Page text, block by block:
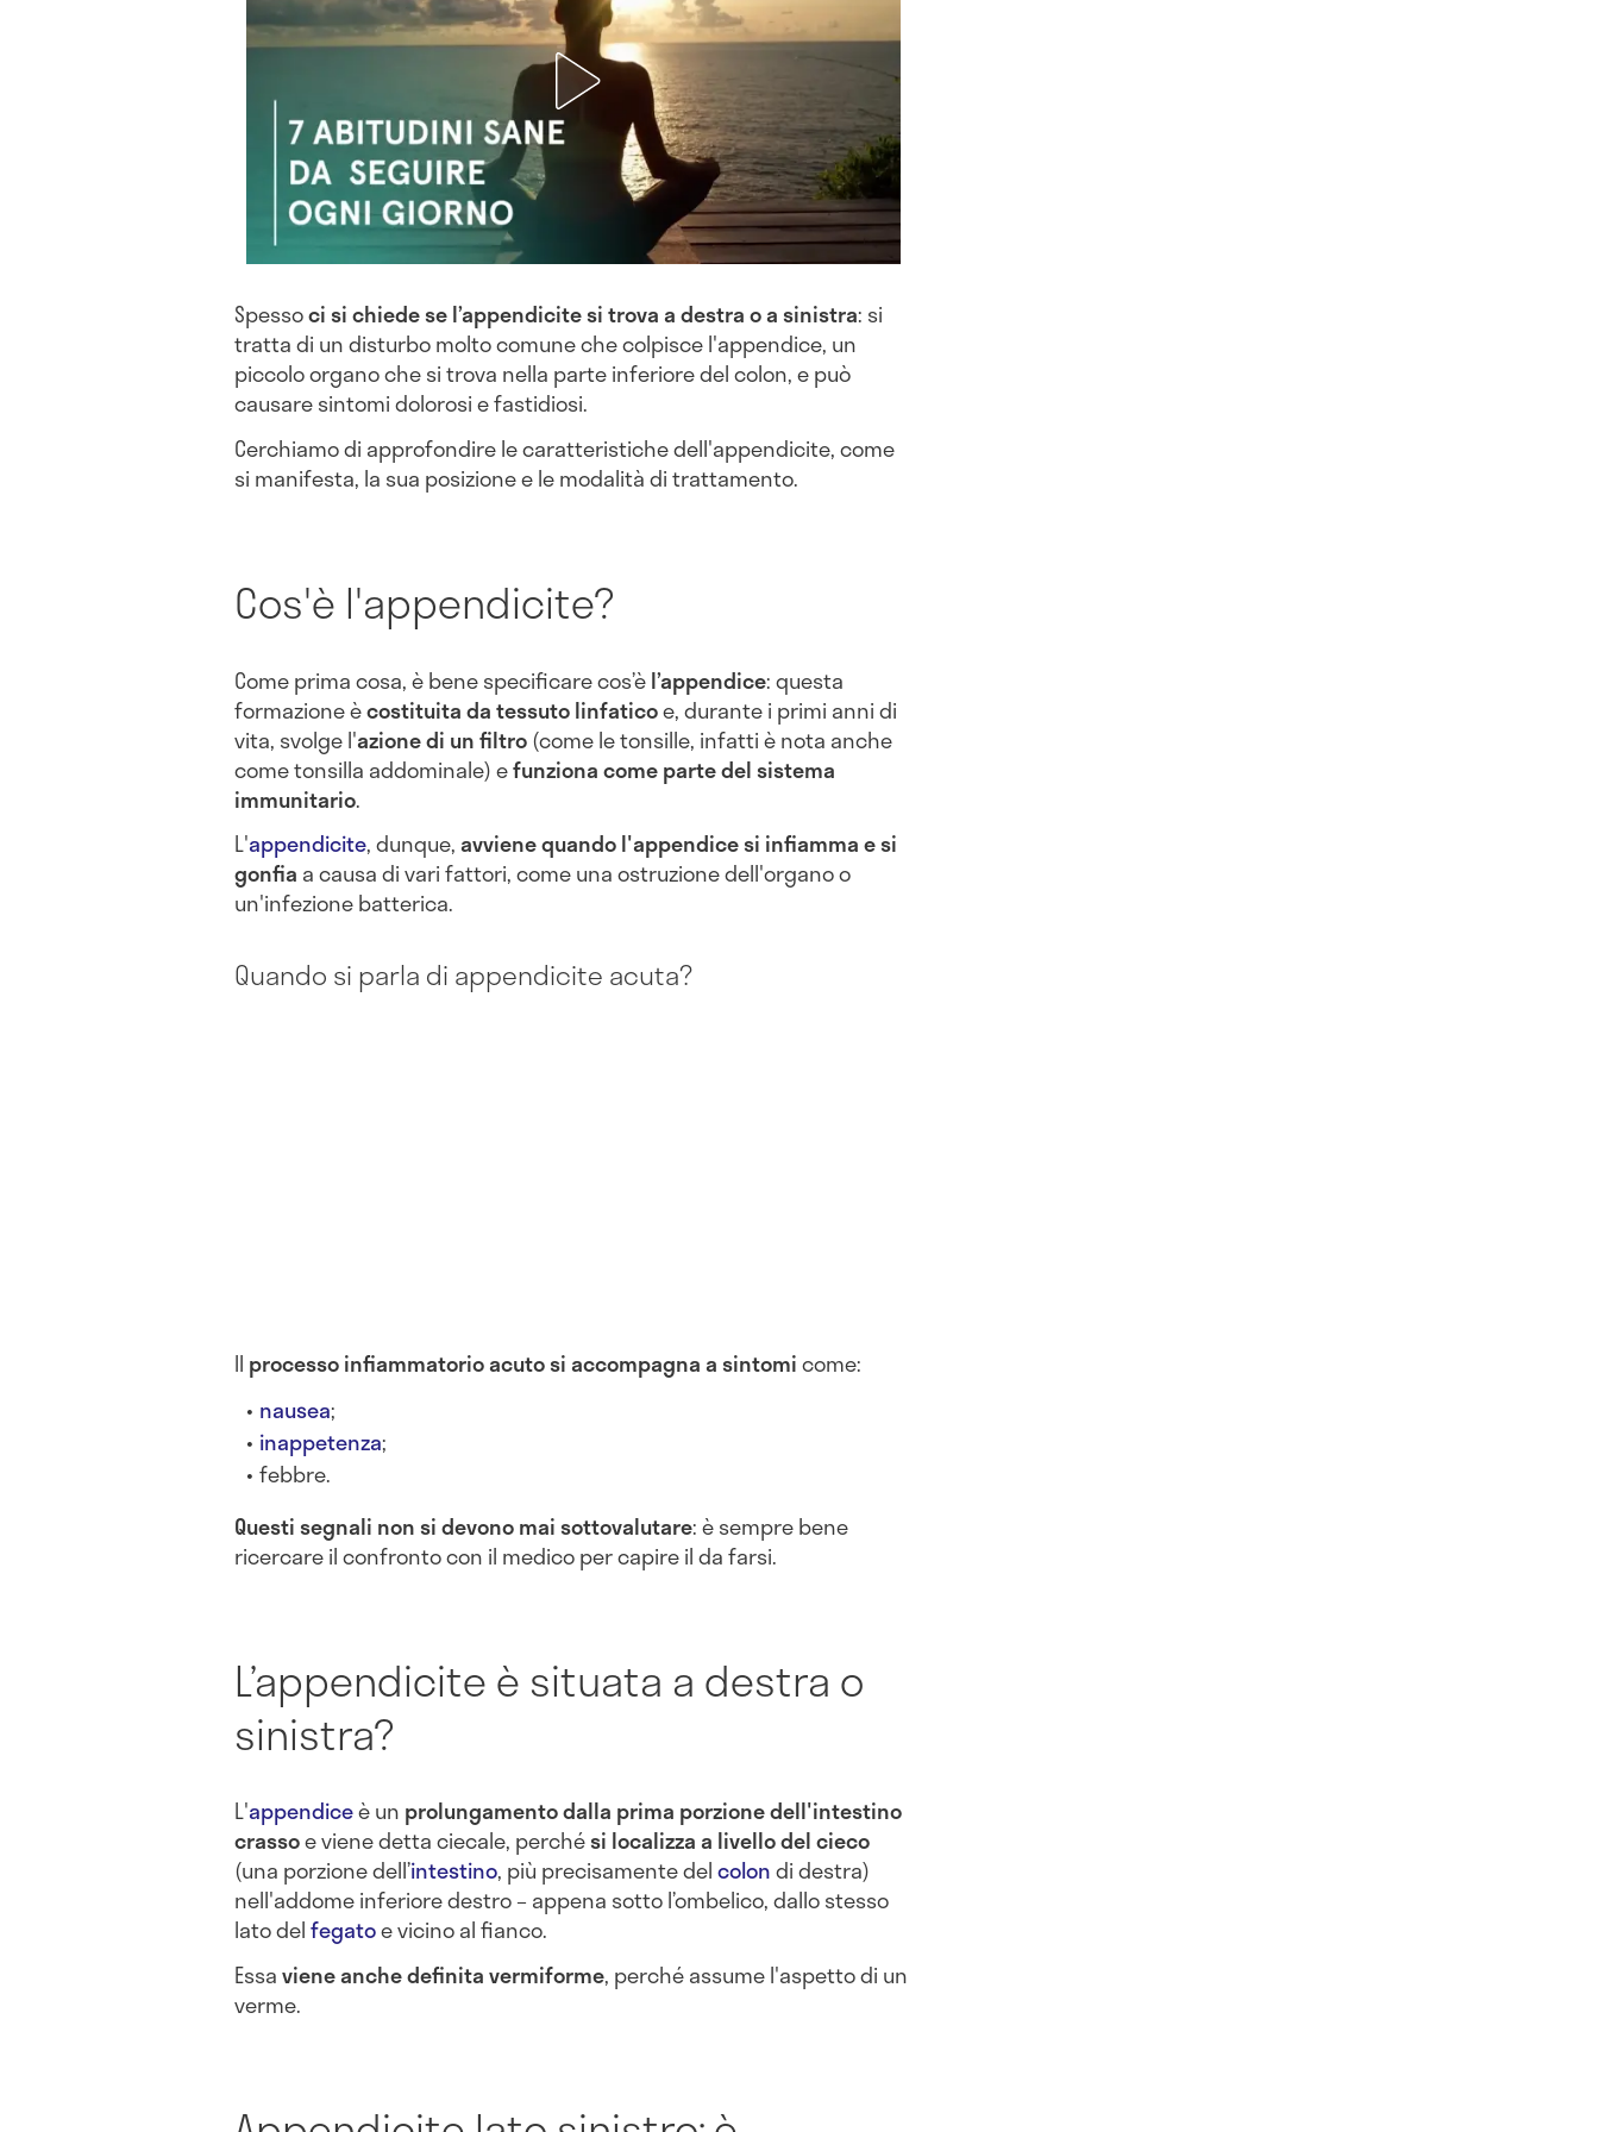
Spessoci si chiede se l’appendicite si trova a destra o a sinistra: si
tratta di un disturbo molto comune che colpisce l'appendice, un
piccolo organo che si trova nella parte inferiore del colon, e può
causare sintomi dolorosi e fastidiosi.
Cerchiamo di approfondire le caratteristiche dell'appendicite, come
si manifesta, la sua posizione e le modalità di trattamento.
Cos'è l'appendicite?
Come prima cosa, è bene specificare cos’èl’appendice: questa
formazione ècostituita da tessuto linfaticoe, durante i primi anni di
vita, svolge l'azione di un filtro(come le tonsille, infatti è nota anche
come tonsilla addominale) efunziona come parte del sistema
immunitario.
L'appendicite, dunque,avviene quando l'appendice si infiamma e si
gonfia a causa di vari fattori, come una ostruzione dell'organo o
un'infezione batterica.
Quando si parla di appendicite acuta?
Il processo infiammatorio acuto si accompagna a sintomicome:
nausea;
inappetenza;
febbre.
Questi segnali non si devono mai sottovalutare: è sempre bene
ricercare il confronto con il medico per capire il da farsi.
L’appendicite è situata a destra o
sinistra?
L'appendiceè un prolungamento dalla prima porzione dell'intestino
crassoe viene detta ciecale, perchési localizza a livello del cieco
(una porzione dell’intestino, più precisamente delcolondi destra)
nell'addome inferiore destro – appena sotto l’ombelico, dallo stesso
lato delfegatoe vicino al fianco.
Essaviene anche definita vermiforme, perché assume l'aspetto di un
verme.